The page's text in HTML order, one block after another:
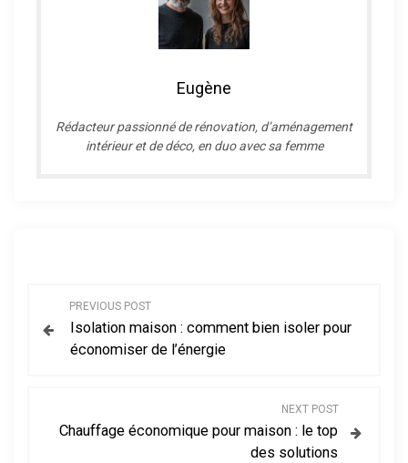
Eugène
Rédacteur passionné de rénovation, d’aménagement
intérieur et de déco, en duo avec sa femme
PREVIOUS POST
Isolation maison : comment bien isoler pour
économiser de l’énergie
NEXT POST
Chauffage économique pour maison : le top
des solutions